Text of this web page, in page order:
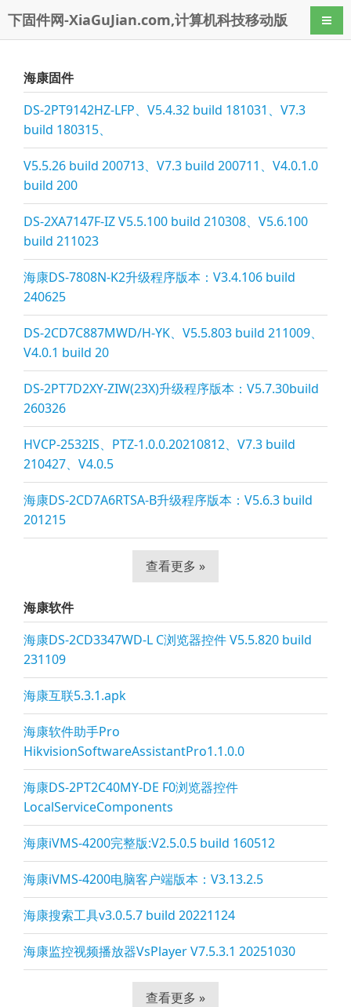
下固件网-XiaGuJian.com,计算机科技移动版 导航
海康固件
DS-2PT9142HZ-LFP、V5.4.32 build 181031、V7.3
build 180315、
V5.5.26 build 200713、V7.3 build 200711、V4.0.1.0
build 200
DS-2XA7147F-IZ V5.5.100 build 210308、V5.6.100
build 211023
海康DS-7808N-K2升级程序版本：V3.4.106 build
240625
DS-2CD7C887MWD/H-YK、V5.5.803 build 211009、
V4.0.1 build 20
DS-2PT7D2XY-ZIW(23X)升级程序版本：V5.7.30build
260326
HVCP-2532IS、PTZ-1.0.0.20210812、V7.3 build
210427、V4.0.5
海康DS-2CD7A6RTSA-B升级程序版本：V5.6.3 build
201215
查看更多 »
海康软件
海康DS-2CD3347WD-L C浏览器控件 V5.5.820 build
231109
海康互联5.3.1.apk
海康软件助手Pro
HikvisionSoftwareAssistantPro1.1.0.0
海康DS-2PT2C40MY-DE F0浏览器控件
LocalServiceComponents
海康iVMS-4200完整版:V2.5.0.5 build 160512
海康iVMS-4200电脑客户端版本：V3.13.2.5
海康搜索工具v3.0.5.7 build 20221124
海康监控视频播放器VsPlayer V7.5.3.1 20251030
查看更多 »